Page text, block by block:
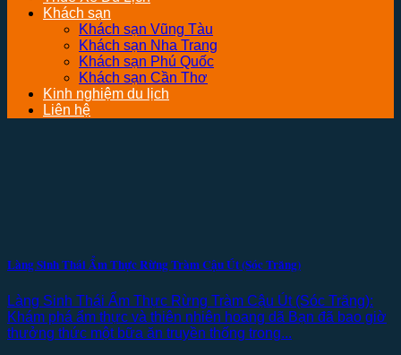
Khách sạn
Khách sạn Vũng Tàu
Khách sạn Nha Trang
Khách sạn Phú Quốc
Khách sạn Cần Thơ
Kinh nghiệm du lịch
Liên hệ
Làng Sinh Thái Ẩm Thực Rừng Tràm Cậu Út (Sóc Trăng)
Làng Sinh Thái Ẩm Thực Rừng Tràm Cậu Út (Sóc Trăng):
Khám phá ẩm thực và thiên nhiên hoang dã Bạn đã bao giờ
thưởng thức một bữa ăn truyền thống trong...